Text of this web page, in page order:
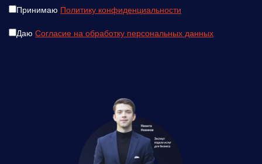
Принимаю Политику конфиденциальности
Даю Согласие на обработку персональных данных